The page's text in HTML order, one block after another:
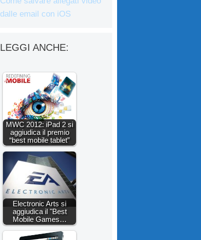
dalle email con iOS
LEGGI ANCHE:
MWC 2012: iPad 2 si
aggiudica il premio
“best mobile tablet”
Electronic Arts si
aggiudica il "Best
Mobile Games…